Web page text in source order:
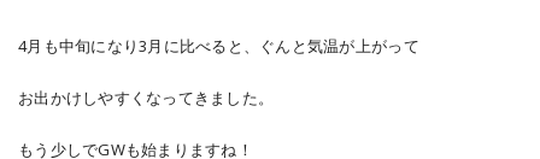
4月も中旬になり3月に比べると、ぐんと気温が上がって
お出かけしやすくなってきました。
もう少しでGWも始まりますね！